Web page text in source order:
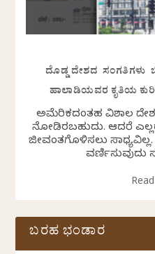
ದೊಡ್ಡ ದೇಶದ ಸಂಗತಿಗಳು
ಹಾಲಾಡಿಯವರ ಕೃತಿಯ
ಅಮೆರಿಕದಂತಹ ವಿಶಾಲ
ನೋಡಿರಬಹುದು. ಆದರೆ
ಜೀವಂತಗೊಳಿಸಲು
ವರ್ಣಿಸುವುದು
ಬರಹ ಭಂಡಾರ